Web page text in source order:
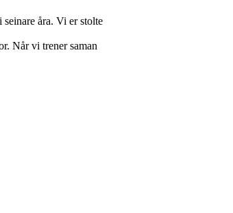
åra. Vi er stolte
Når vi trener saman